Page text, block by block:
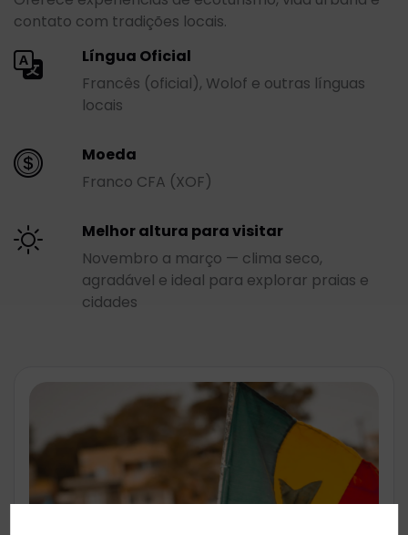
contato com tradições locais.
Língua Oficial
Francês (oficial), Wolof e outras línguas
locais
Moeda
Franco CFA (XOF)
Melhor altura para visitar
Novembro a março — clima seco,
agradável e ideal para explorar praias e
cidades